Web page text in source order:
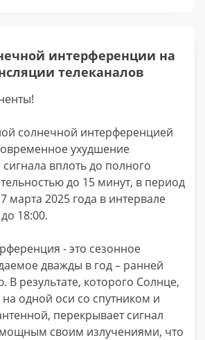
интерференции на
телеканалов
солнечной интерференцией
ухудшение
вплоть до полного
до 15 минут, в период
марта 2025 года в интервале
18:00.
- это сезонное
дважды в год – ранней
В результате, которого Солнце,
одной оси со спутником и
перекрывает сигнал
мощным своим излучениями, что